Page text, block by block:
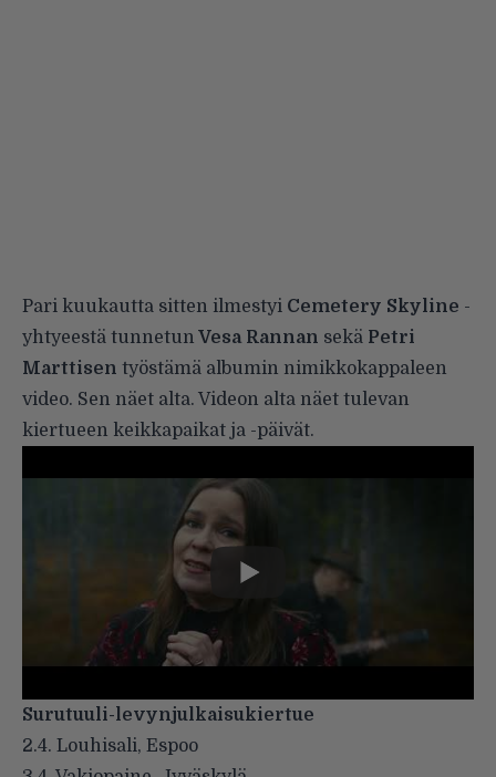
Pari kuukautta sitten ilmestyi Cemetery Skyline -
yhtyeestä tunnetun Vesa Rannan sekä Petri
Marttisen työstämä albumin nimikkokappaleen
video. Sen näet alta. Videon alta näet tulevan
kiertueen keikkapaikat ja -päivät.
Surutuuli-levynjulkaisukiertue
2.4. Louhisali, Espoo